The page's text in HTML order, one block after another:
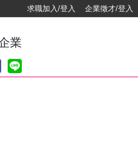
求職加入/登入 企業徵才/登入